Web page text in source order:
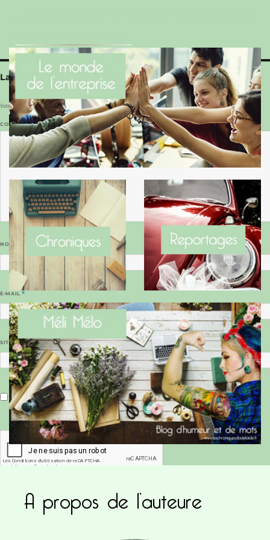
Laisser un commentaire
Votre adresse e-mail ne sera pas publiée.Les champs obligatoires sont indiqués avec
COMMENTAIRE*
NOM
E-MAIL*
SITE WEB
Enregistrer mon nom, mon e-mail et mon site dans le navigateur pour mon prochain commentaire.
Ce site utilise Akismet pour réduire les
A propos de l’auteure